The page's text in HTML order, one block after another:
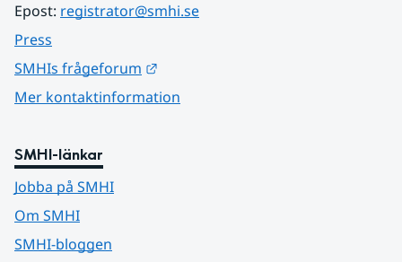
Epost: registrator@smhi.se
Press
SMHIs frågeforum
Mer kontaktinformation
SMHI-länkar
Jobba på SMHI
Om SMHI
SMHI-bloggen